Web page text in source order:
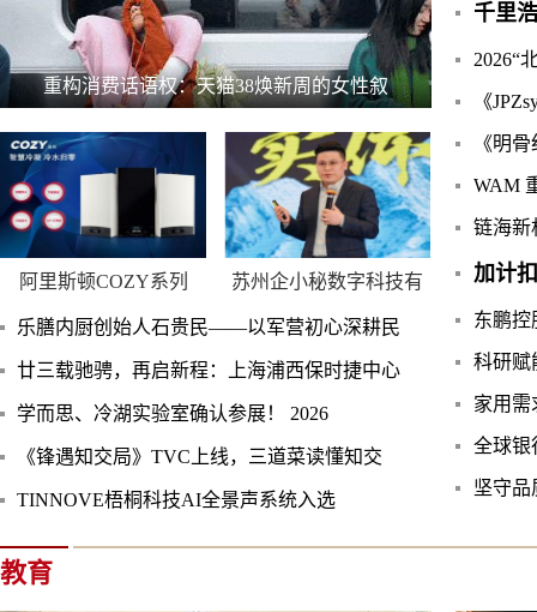
重构消费话语权：天猫38焕新周的女性叙
阿里斯顿COZY系列 苏州企小秘数字科技有
乐膳内厨创始人石贵民——以军营初心深耕民
廿三载驰骋，再启新程：上海浦西保时捷中心
学而思、冷湖实验室确认参展！ 2026
《锋遇知交局》TVC上线，三道菜读懂知交
TINNOVE梧桐科技AI全景声系统入选
千里
2026“
《
《明
WAM
链海新
加计
东鹏控
科研赋
家用需
全球银
坚守品
教育